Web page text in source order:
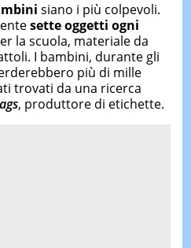
siano i più colpevoli.
sette oggetti ogni
la scuola, materiale da
I bambini, durante gli
più di mille
trovati da una ricerca
, produttore di etichette.